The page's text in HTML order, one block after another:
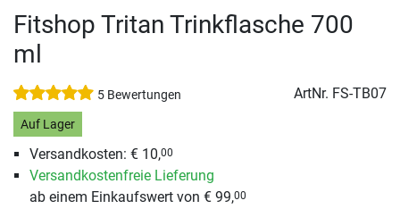
Fitshop Tritan Trinkflasche 700
ml
5 Bewertungen ArtNr. FS-TB07
Auf Lager
Versandkosten: € 10,00
Versandkostenfreie Lieferung
ab einem Einkaufswert von € 99,00